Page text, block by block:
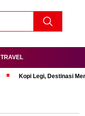
TRAVEL
Kopi Legi, Destinasi